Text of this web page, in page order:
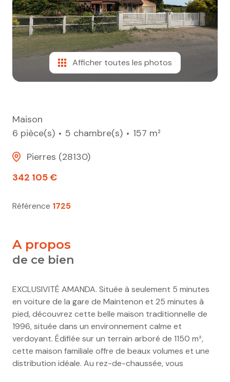
Afficher toutes les photos
Maison
6 pièce(s)
5 chambre(s)
157 m²
Pierres (28130)
342 105 €
Référence 1725
a propos
de ce bien
EXCLUSIVITÉ AMANDA. Située à seulement 5 minutes
en voiture de la gare de Maintenon et 25 minutes à
pied, découvrez cette belle maison traditionnelle de
1996, située dans un environnement calme et
verdoyant. Édifiée sur un terrain arboré de 1150 m²,
cette maison familiale offre de beaux volumes et une
distribution idéale. Au rez-de-chaussée, vous